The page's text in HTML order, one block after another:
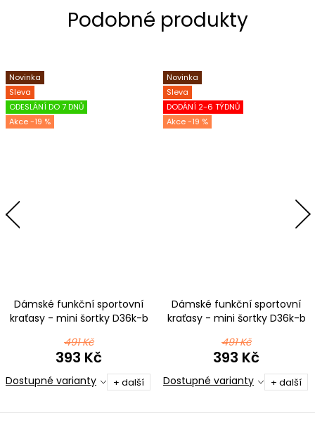
Novinka
Sleva
ODESLÁNÍ DO 7 DNŮ
-19 %
Dámské funkční sportovní
kraťasy - mini šortky D36k-b
491 Kč
393 Kč
Dostupné varianty + další
Novinka
Sleva
DODÁNÍ 2-6 TÝDNŮ
-19 %
Dámské funkční sportovní
kraťasy - mini šortky D36k-b
491 Kč
393 Kč
Dostupné varianty + další